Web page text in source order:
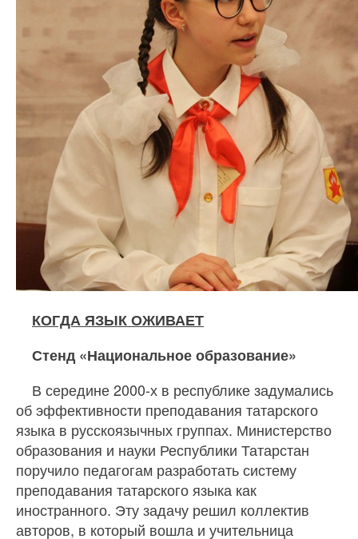
КОГДА ЯЗЫК ОЖИВАЕТ
Стенд «Национальное образование»
В середине 2000‐х в республике задумались
об эффективности преподавания татарского
языка в русскоязычных группах. Министерство
образования и науки Республики Татарстан
поручило педагогам разработать систему
преподавания татарского языка как
иностранного. Эту задачу решил коллектив
авторов, в который вошла и учительница